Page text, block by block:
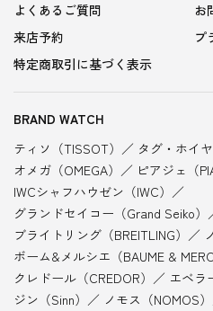
よくあるご質問
お
来店予約
プ
特定商取引に基づく表示
BRAND WATCH
ティソ（TISSOT）
タグ・ホイ
オメガ（OMEGA）
ピアジェ（
IWCシャフハウゼン（IWC）
グランドセイコー（Grand Seiko）
ブライトリング（BREITLING）
ボーム&メルシエ（BAUME &
クレドール（CREDOR）
エベラ
ジン（Sinn）
ノモス（NOMOS）